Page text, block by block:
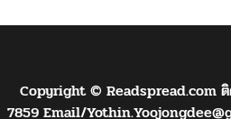
Copyright © Readspread.com
7859 Email/